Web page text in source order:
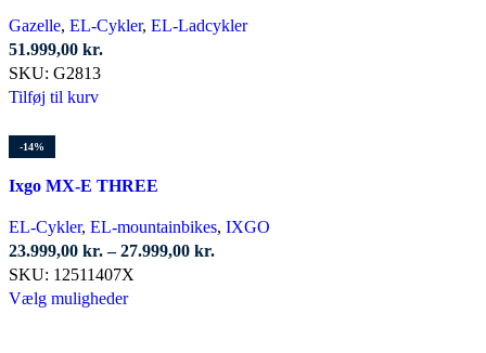
Gazelle, EL-Cykler, EL-Ladcykler
51.999,00 kr.
SKU: G2813
Tilføj til kurv
-14%
Ixgo MX-E THREE
EL-Cykler, EL-mountainbikes, IXGO
23.999,00 kr. – 27.999,00 kr.
SKU: 12511407X
Vælg mulighederDette